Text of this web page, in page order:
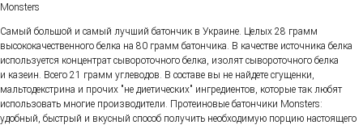
Monsters
Самый большой и самый лучший батончик в Украине. Целых 28 грамм
высококачественного белка на 80 грамм батончика. В качестве источника белка
используется концентрат сывороточного белка, изолят сывороточного белка
и казеин. Всего 21 грамм углеводов. В составе вы не найдете сгущенки,
мальтодекстрина и прочих "не диетических" ингредиентов, которые так любят
использовать многие производители. Протеиновые батончики Monsters:
удобный, быстрый и вкусный способ получить необходимую порцию настоящего